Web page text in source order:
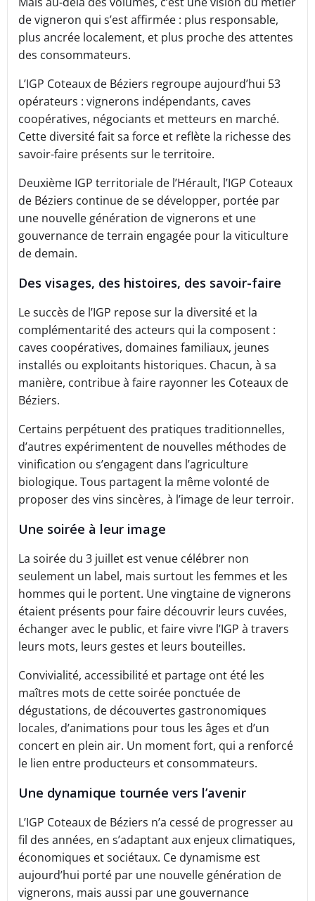
de vigneron qui s’est affirmée : plus responsable,
plus ancrée localement, et plus proche des attentes
des consommateurs.
L’IGP Coteaux de Béziers regroupe aujourd’hui 53
opérateurs : vignerons indépendants, caves
coopératives, négociants et metteurs en marché.
Cette diversité fait sa force et reflète la richesse des
savoir-faire présents sur le territoire.
Deuxième IGP territoriale de l’Hérault, l’IGP Coteaux
de Béziers continue de se développer, portée par
une nouvelle génération de vignerons et une
gouvernance de terrain engagée pour la viticulture
de demain.
Des visages, des histoires, des savoir-faire
Le succès de l’IGP repose sur la diversité et la
complémentarité des acteurs qui la composent :
caves coopératives, domaines familiaux, jeunes
installés ou exploitants historiques. Chacun, à sa
manière, contribue à faire rayonner les Coteaux de
Béziers.
Certains perpétuent des pratiques traditionnelles,
d’autres expérimentent de nouvelles méthodes de
vinification ou s’engagent dans l’agriculture
biologique. Tous partagent la même volonté de
proposer des vins sincères, à l’image de leur terroir.
Une soirée à leur image
La soirée du 3 juillet est venue célébrer non
seulement un label, mais surtout les femmes et les
hommes qui le portent. Une vingtaine de vignerons
étaient présents pour faire découvrir leurs cuvées,
échanger avec le public, et faire vivre l’IGP à travers
leurs mots, leurs gestes et leurs bouteilles.
Convivialité, accessibilité et partage ont été les
maîtres mots de cette soirée ponctuée de
dégustations, de découvertes gastronomiques
locales, d’animations pour tous les âges et d’un
concert en plein air. Un moment fort, qui a renforcé
le lien entre producteurs et consommateurs.
Une dynamique tournée vers l’avenir
L’IGP Coteaux de Béziers n’a cessé de progresser au
fil des années, en s’adaptant aux enjeux climatiques,
économiques et sociétaux. Ce dynamisme est
aujourd’hui porté par une nouvelle génération de
vignerons, mais aussi par une gouvernance